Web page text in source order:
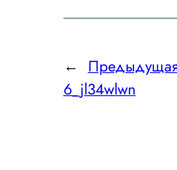
←
6_jl34wlwn